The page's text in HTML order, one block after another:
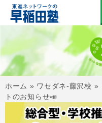
ホーム » ワセダネ-藤沢校 »
トのお知らせ📣